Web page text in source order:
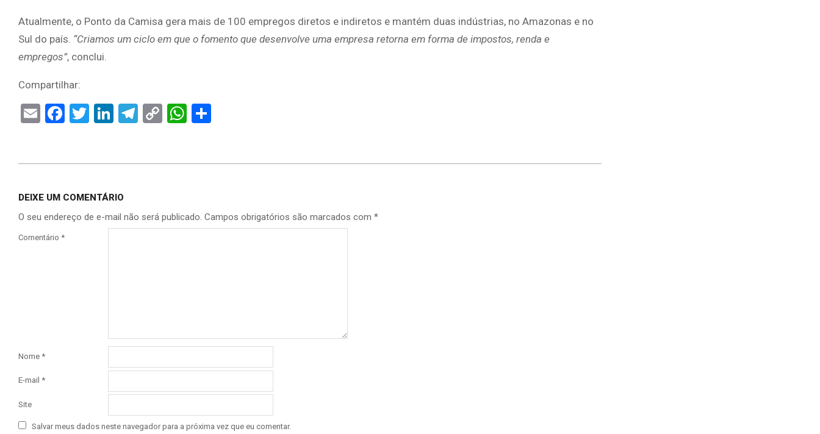
Atualmente, o Ponto da Camisa gera mais de 100 empregos diretos e indiretos e mantém duas indústrias, no Amazonas e no
Sul do país. “Criamos um ciclo em que o fomento que desenvolve uma empresa retorna em forma de impostos, renda e
empregos”, conclui.
Compartilhar:
EmailFacebook
Twitter
LinkedIn
Telegram
CopyWhatsApp
DEIXE UM COMENTÁRIO
O seu endereço de e-mail não será publicado. Campos obrigatórios são marcados com *
Comentário *
Nome *
E-mail *
Site
Salvar meus dados neste navegador para a próxima vez que eu comentar.